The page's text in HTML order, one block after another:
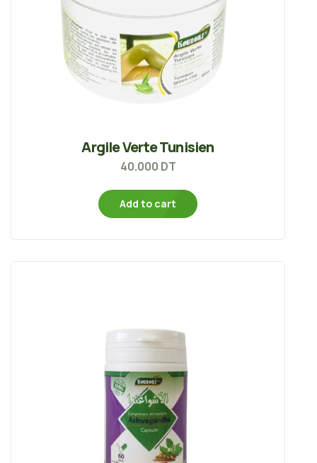
Argile Verte Tunisien
40.000 DT
Add to cart